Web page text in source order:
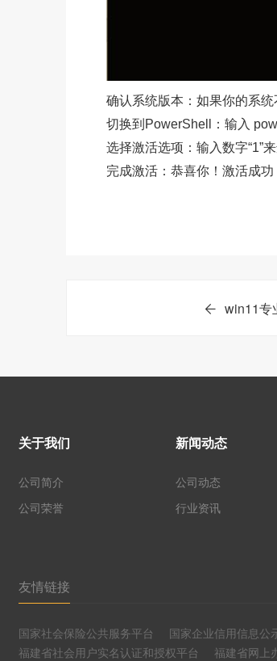
确认系统版本：如果你的系
切换到PowerShell：输入
选择激活选项：输入数字“1”
完成激活：恭喜你！激活成功
win11专
关于我们
公司简介
公司荣誉
新闻动态
公司动态
行业资讯
友情链接
国家社会保险公共服务平台 国家企业信用信息公
福建省社会用户实名认证和授权平台
福建省网上